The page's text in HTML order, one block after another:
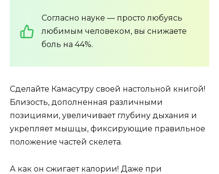
Согласно науке — просто любуясь
любимым человеком, вы снижаете
боль на 44%.
Сделайте Камасутру своей настольной книгой!
Близость, дополненная различными
позициями, увеличивает глубину дыхания и
укрепляет мышцы, фиксирующие правильное
положение частей скелета.
А как он сжигает калории! Даже при